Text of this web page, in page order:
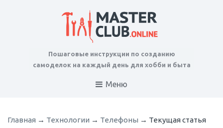
Пошаговые инструкции по созданию
самоделок на каждый день для хобби и быта
Меню
Главная → Технологии → Телефоны → Текущая статья